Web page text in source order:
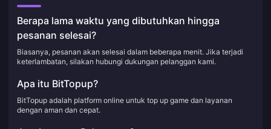
Berapa lama waktu yang dibutuhkan hingga
pesanan selesai?
Biasanya, pesanan akan selesai dalam beberapa menit. Jika terjadi
keterlambatan, silakan hubungi dukungan pelanggan kami.
Apa itu BitTopup?
BitTopup adalah platform online untuk top up game dan layanan
dengan aman dan cepat.